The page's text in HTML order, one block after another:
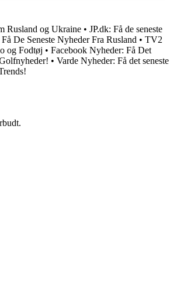
Rusland og Ukraine • JP.dk: Få de seneste
Få De Seneste Nyheder Fra Rusland • TV2
og Fodtøj • Facebook Nyheder: Få Det
• Varde Nyheder: Få det seneste